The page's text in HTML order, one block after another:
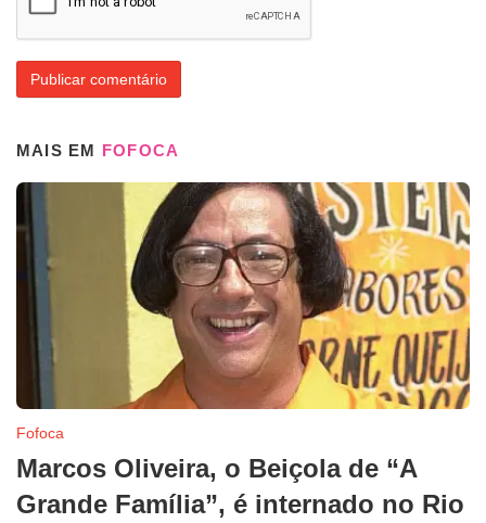
MAIS EM FOFOCA
Fofoca
Marcos Oliveira, o Beiçola de “A
Grande Família”, é internado no Rio